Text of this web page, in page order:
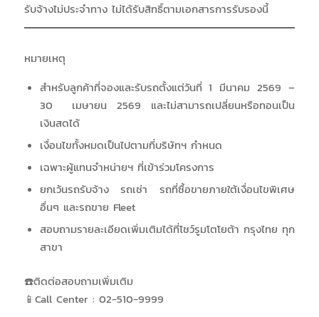
รับจ้างไม่ประจำทาง ไม่ได้รับสิทธิ์ตามเอกสารการรับรองนี้
หมายเหตุ
สำหรับลูกค้าที่จองและรับรถตั้งแต่วันที่ 1 มีนาคม 2569 –
30 เมษายน 2569 และไม่สามารถเปลี่ยนหรือทอนเป็น
เงินสดได้
เงื่อนไขทั้งหมดเป็นไปตามที่บริษัทฯ กำหนด
เฉพาะผู้แทนจำหน่ายฯ ที่เข้าร่วมโครงการ
ยกเว้นรถรับจ้าง รถเช่า รถที่ซื้อขายภายใต้เงื่อนไขพิเศษ
อื่นๆ และรถขาย Fleet
สอบถามรายละเอียดเพิ่มเติมได้ที่โชว์รูมโตโยต้า กรุงไทย ทุก
สาขา
☎️ติดต่อสอบถามเพิ่มเติม
📱Call Center : 02-510-9999